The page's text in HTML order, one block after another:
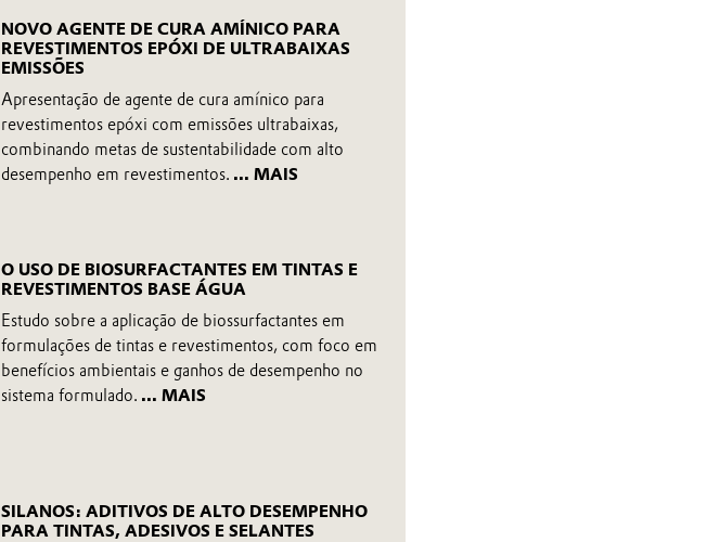
NOVO AGENTE DE CURA AMÍNICO PARA
REVESTIMENTOS EPÓXI DE ULTRABAIXAS
EMISSÕES
Apresentação de agente de cura amínico para
revestimentos epóxi com emissões ultrabaixas,
combinando metas de sustentabilidade com alto
desempenho em revestimentos. ... MAIS
O USO DE BIOSURFACTANTES EM TINTAS E
REVESTIMENTOS BASE ÁGUA
Estudo sobre a aplicação de biossurfactantes em
formulações de tintas e revestimentos, com foco em
benefícios ambientais e ganhos de desempenho no
sistema formulado. ... MAIS
SILANOS: ADITIVOS DE ALTO DESEMPENHO
PARA TINTAS, ADESIVOS E SELANTES